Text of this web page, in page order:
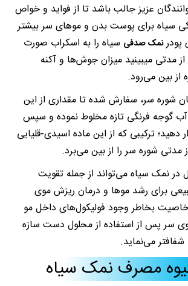
عزیز جالب باشد تا از فواید و خواص
سیاه برای پوست بدن و موهای سر بیشتر
پودرنمک صدفی سیاه را به اسکراب صورت
مدتی میبینید میزان جوش‌ها و آکنه
از بین می‌رود.
شوره سر، سفارش شده تا مقداری از این
گوجه فرنگی تازه مخلوط نموده و سپس
ترکیبی که از این ماده اسیدی-قلیایی
شوره سر را از بین می‌برد.
در نمک سیاه می‌تواند از جمله تقویت
برای رشد موها و درمان ریزش موی
خاصیت بخاطر وجود فولیکول‌های داخل مو
پس از استفاده از محلول دست سازه
می‌نماید.
مصرف نمک سیاه